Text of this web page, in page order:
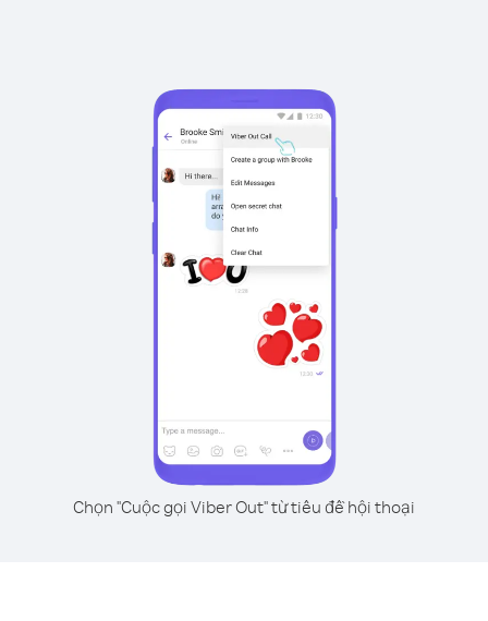
Chọn "Cuộc gọi Viber Out" từ tiêu đề hội thoại